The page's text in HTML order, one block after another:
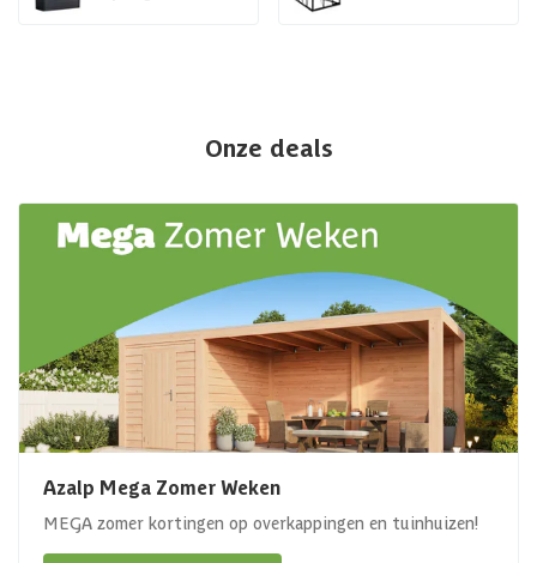
Onze deals
Azalp Mega Zomer Weken
MEGA zomer kortingen op overkappingen en tuinhuizen!